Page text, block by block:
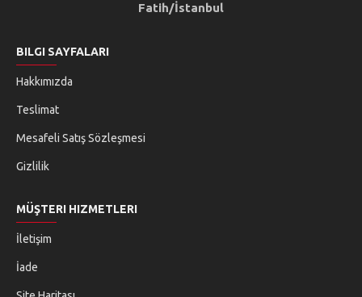
Fatih/İstanbul
BILGI SAYFALARI
Hakkımızda
Teslimat
Mesafeli Satış Sözleşmesi
Gizlilik
MÜŞTERI HIZMETLERI
İletişim
İade